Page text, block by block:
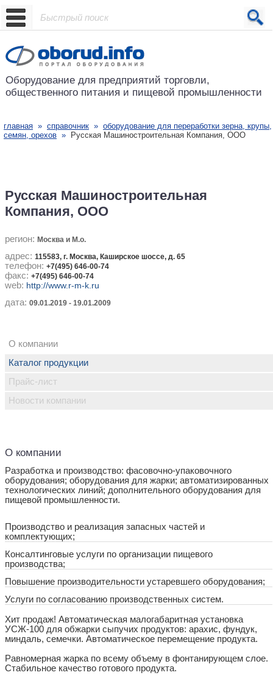
Проект основан в 2001 году
Оборудование для предприятий торговли,
общественного питания и пищевой промышленности
главная » справочник » оборудование для переработки зерна, крупы,
семян, орехов » Русская Машиностроительная Компания, ООО
Русская Машиностроительная
Компания, ООО
регион: Москва и М.о.
адрес: 115583, г. Москва, Каширское шоссе, д. 65
телефон: +7(495) 646-00-74
факс: +7(495) 646-00-74
web: http://www.r-m-k.ru
дата: 09.01.2019 - 19.01.2009
О компании
О компании
Разработка и производство: фасовочно-упаковочного
оборудования; оборудования для жарки; автоматизированных
технологических линий; дополнительного оборудования для
пищевой промышленности.
Производство и реализация запасных частей и
комплектующих;
Консалтинговые услуги по организации пищевого
производства;
Повышение производительности устаревшего оборудования;
Услуги по согласованию производственных систем.
Хит продаж! Автоматическая малогабаритная установка
УСЖ-100 для обжарки сыпучих продуктов: арахис, фундук,
миндаль, семечки. Автоматическое перемещение продукта.
Равномерная жарка по всему объему в фонтанирующем слое.
Стабильное качество готового продукта.
Каталог продукции
Прайс-лист
Новости компании